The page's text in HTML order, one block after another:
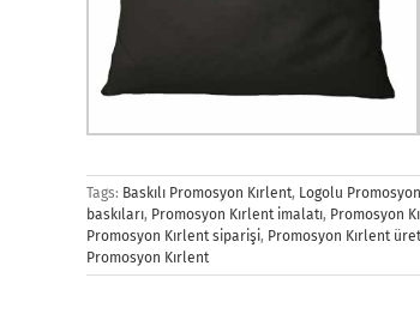
Tags: Baskılı Promosyon Kırlent, Logolu
baskıları, Promosyon Kırlent imalatı, Promosyon
Promosyon Kırlent siparişi, Promosyon Kırlent
Promosyon Kırlent